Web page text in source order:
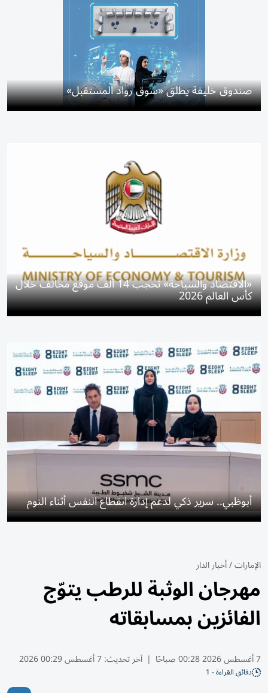
صندوق خليفة يطلق «سوق رواد المستقبل»
«الاقتصاد والسياحة» تحجب 14 ألف موقع مخالف خلال
كأس العالم 2026
أبوظبي.. سرير ذكي لدعم إدارة انقطاع النفس أثناء النوم
الإمارات/أخبار الدار
مهرجان الوثبة للرطب يتوّج
الفائزين بمسابقاته
7 أغسطس 2026 00:28 صباحًا | آخر تحديث:7 أغسطس 00:29 2026
دقائق القراءة - 1